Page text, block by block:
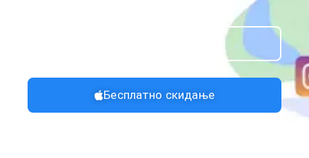
Бесплатно скидање